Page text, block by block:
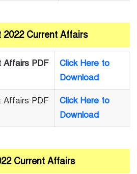
2022 Current Affairs
Affairs PDF
Click Here to
Download
Affairs PDF
Click Here to
Download
Current Affairs